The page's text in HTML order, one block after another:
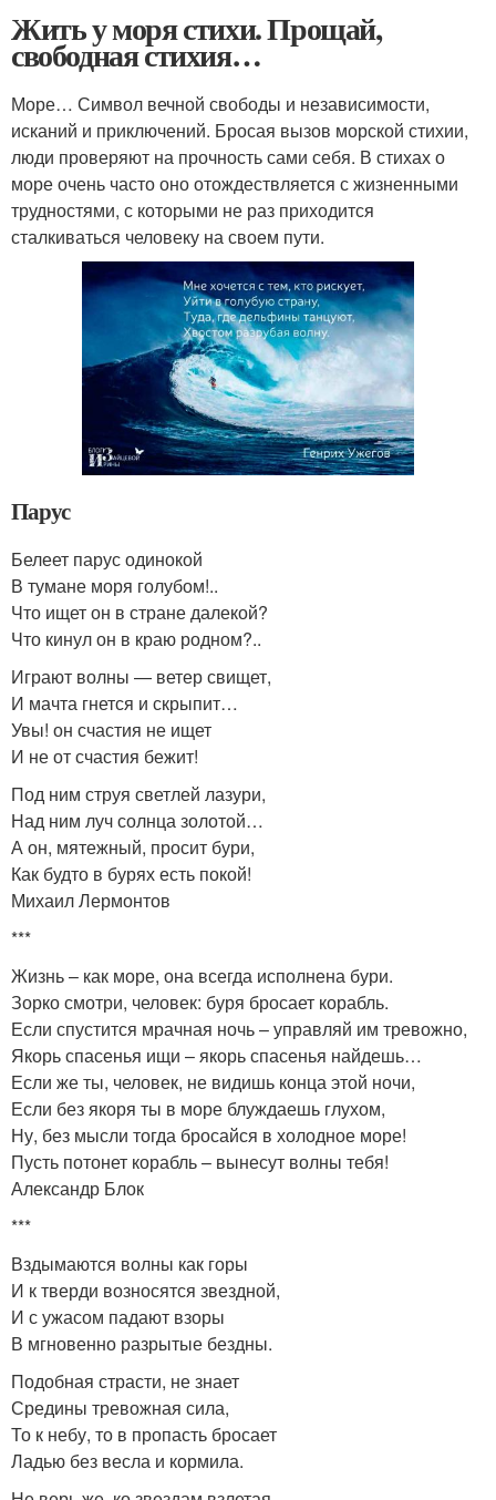
Жить у моря стихи. Прощай,
свободная стихия…
Море… Символ вечной свободы и независимости,
исканий и приключений. Бросая вызов морской стихии,
люди проверяют на прочность сами себя. В стихах о
море очень часто оно отождествляется с жизненными
трудностями, с которыми не раз приходится
сталкиваться человеку на своем пути.
Парус
Белеет парус одинокой
В тумане моря голубом!..
Что ищет он в стране далекой?
Что кинул он в краю родном?..
Играют волны — ветер свищет,
И мачта гнется и скрыпит…
Увы! он счастия не ищет
И не от счастия бежит!
Под ним струя светлей лазури,
Над ним луч солнца золотой…
А он, мятежный, просит бури,
Как будто в бурях есть покой!
Михаил Лермонтов
***
Жизнь – как море, она всегда исполнена бури.
Зорко смотри, человек: буря бросает корабль.
Если спустится мрачная ночь – управляй им тревожно,
Якорь спасенья ищи – якорь спасенья найдешь…
Если же ты, человек, не видишь конца этой ночи,
Если без якоря ты в море блуждаешь глухом,
Ну, без мысли тогда бросайся в холодное море!
Пусть потонет корабль – вынесут волны тебя!
Александр Блок
***
Вздымаются волны как горы
И к тверди возносятся звездной,
И с ужасом падают взоры
В мгновенно разрытые бездны.
Подобная страсти, не знает
Средины тревожная сила,
То к небу, то в пропасть бросает
Ладью без весла и кормила.